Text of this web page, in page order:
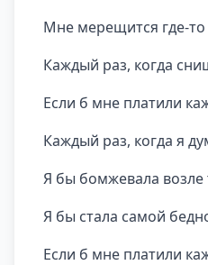
Мне мерещится где-
Каждый раз, когда
Если б мне платили
Каждый раз, когда я
Я бы бомжевала возле
Я бы стала самой
Если б мне платили